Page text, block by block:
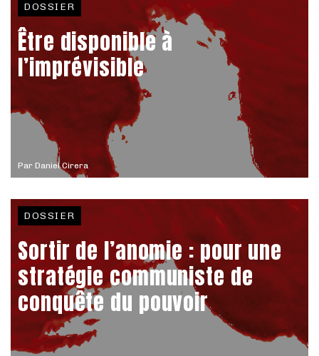
Par Daniel Cirera
DOSSIER
Être disponible à
l’imprévisible
DOSSIER
Sortir de l’anomie : pour une
stratégie communiste de
conquête du pouvoir